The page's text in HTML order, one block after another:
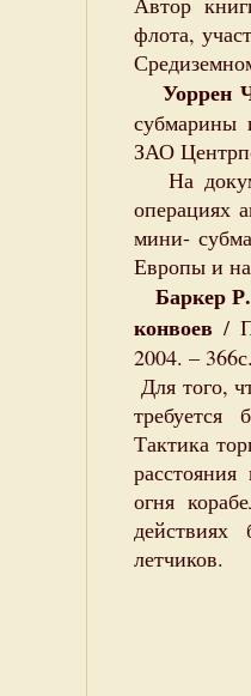
флота,
Уоррен
субмарины
ЗАО
На
операциях
мини-
Европы и
Баркер
конвоев /
2004. –
Для того,
требуется
Тактика
огня
действиях
летчиков.